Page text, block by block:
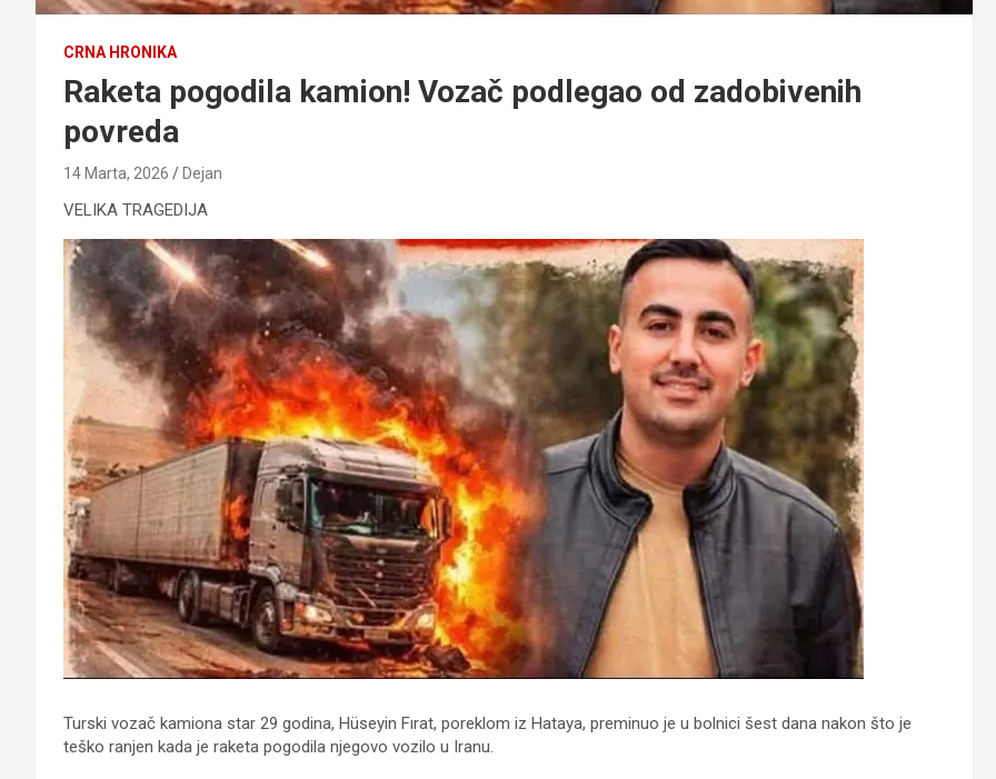
CRNA HRONIKA
Raketa pogodila kamion! Vozač podlegao od zadobivenih
povreda
14 Marta, 2026 Dejan
VELIKA TRAGEDIJA
Turski vozač kamiona star 29 godina, Hüseyin Fırat, poreklom iz Hataya, preminuo je u bolnici šest dana nakon što je
teško ranjen kada je raketa pogodila njegovo vozilo u Iranu.